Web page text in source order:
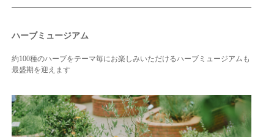
ハーブミュージアム
約100種のハーブをテーマ毎にお楽しみいただけるハーブミュージアムも
最盛期を迎えます